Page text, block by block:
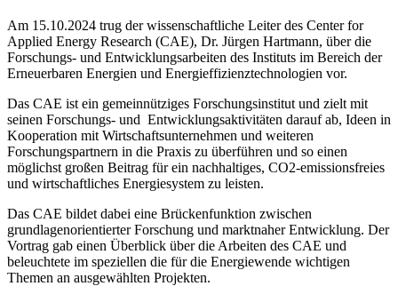
Am 15.10.2024 trug der wissenschaftliche Leiter des Center for
Applied Energy Research (CAE), Dr. Jürgen Hartmann, über die
Forschungs- und Entwicklungsarbeiten des Instituts im Bereich der
Erneuerbaren Energien und Energieffizienztechnologien vor.
Das CAE ist ein gemeinnütziges Forschungsinstitut und zielt mit
seinen Forschungs‐ und Entwicklungsaktivitäten darauf ab, Ideen in
Kooperation mit Wirtschaftsunternehmen und weiteren
Forschungspartnern in die Praxis zu überführen und so einen
möglichst großen Beitrag für ein nachhaltiges, CO2‐emissionsfreies
und wirtschaftliches Energiesystem zu leisten.
Das CAE bildet dabei eine Brückenfunktion zwischen
grundlagenorientierter Forschung und marktnaher Entwicklung. Der
Vortrag gab einen Überblick über die Arbeiten des CAE und
beleuchtete im speziellen die für die Energiewende wichtigen
Themen an ausgewählten Projekten.